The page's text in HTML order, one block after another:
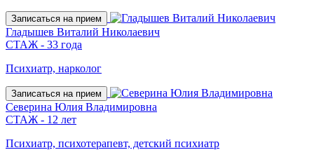
Записаться на прием
Гладышев Виталий Николаевич
СТАЖ - 33 года
Психиатр, нарколог
Записаться на прием
Северина Юлия Владимировна
СТАЖ - 12 лет
Психиатр, психотерапевт, детский психиатр